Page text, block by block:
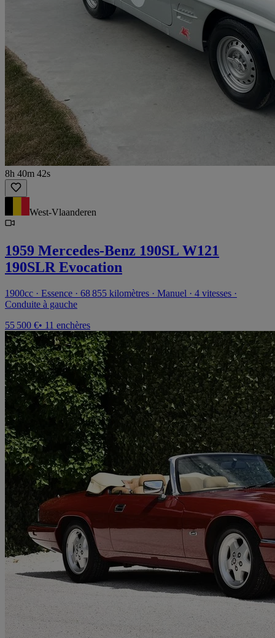
8h 40m 42s
West-Vlaanderen
1959 Mercedes-Benz 190SL W121
190SLR Evocation
1900cc · Essence · 68 855 kilomètres · Manuel · 4 vitesses ·
Conduite à gauche
55 500 €• 11 enchères